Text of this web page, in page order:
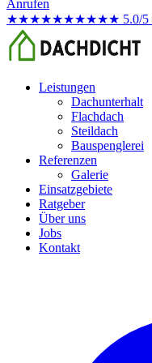
Anrufen
★★★★★★★★★★ 5.0/5
Leistungen
Dachunterhalt
Flachdach
Steildach
Bauspenglerei
Referenzen
Galerie
Einsatzgebiete
Ratgeber
Über uns
Jobs
Kontakt